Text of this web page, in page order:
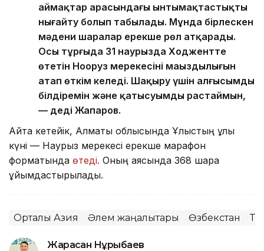
аймақтар арасындағы ынтымақтастықты
нығайту болып табылады. Мұнда бірлескен
мәдени шаралар ерекше рөл атқарады.
Осы тұрғыда 31 наурызда Ходжентте
өтетін Нооруз мерекесінің маңыздылығын
атап өткім келеді. Шақыру үшін алғысымды
білдіремін және қатысуымды растаймын,
— деді Жапаров.
Айта кетейік, Алматы облысында Ұлыстың ұлы
күні — Наурыз мерекесі ерекше марафон
форматында өтеді. Оның аясында 368 шара
ұйымдастырылады.
Орталық Азия Әлем жаңалықтары Өзбекстан
Жарасқан Нұрыбаев